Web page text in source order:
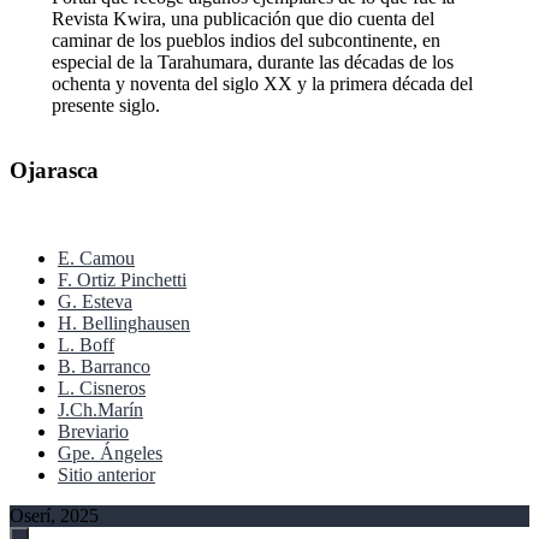
Revista Kwira, una publicación que dio cuenta del
caminar de los pueblos indios del subcontinente, en
especial de la Tarahumara, durante las décadas de los
ochenta y noventa del siglo XX y la primera década del
presente siglo.
Ojarasca
E. Camou
F. Ortiz Pinchetti
G. Esteva
H. Bellinghausen
L. Boff
B. Barranco
L. Cisneros
J.Ch.Marín
Breviario
Gpe. Ángeles
Sitio anterior
Oserí, 2025